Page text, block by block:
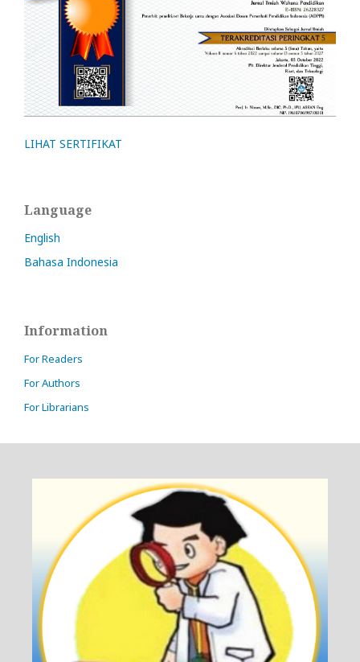
LIHAT SERTIFIKAT
Language
English
Bahasa Indonesia
Information
For Readers
For Authors
For Librarians